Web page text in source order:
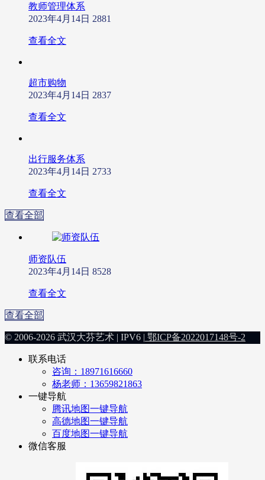
教师管理体系
2023年4月14日 2881
查看全文
超市购物
2023年4月14日 2837
查看全文
出行服务体系
2023年4月14日 2733
查看全文
查看全部
师资队伍
2023年4月14日 8528
查看全文
查看全部
© 2006-2026 武汉大芬艺术 | IPV6 | 鄂ICP备2022017148号-2
联系电话
咨询：18971616660
杨老师：13659821863
一键导航
腾讯地图一键导航
高德地图一键导航
百度地图一键导航
微信客服